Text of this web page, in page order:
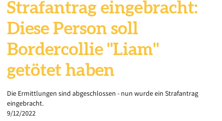
Strafantrag eingebracht:
Diese Person soll
Bordercollie "Liam"
getötet haben
Die Ermittlungen sind abgeschlossen - nun wurde ein Strafantrag
eingebracht.
9/12/2022